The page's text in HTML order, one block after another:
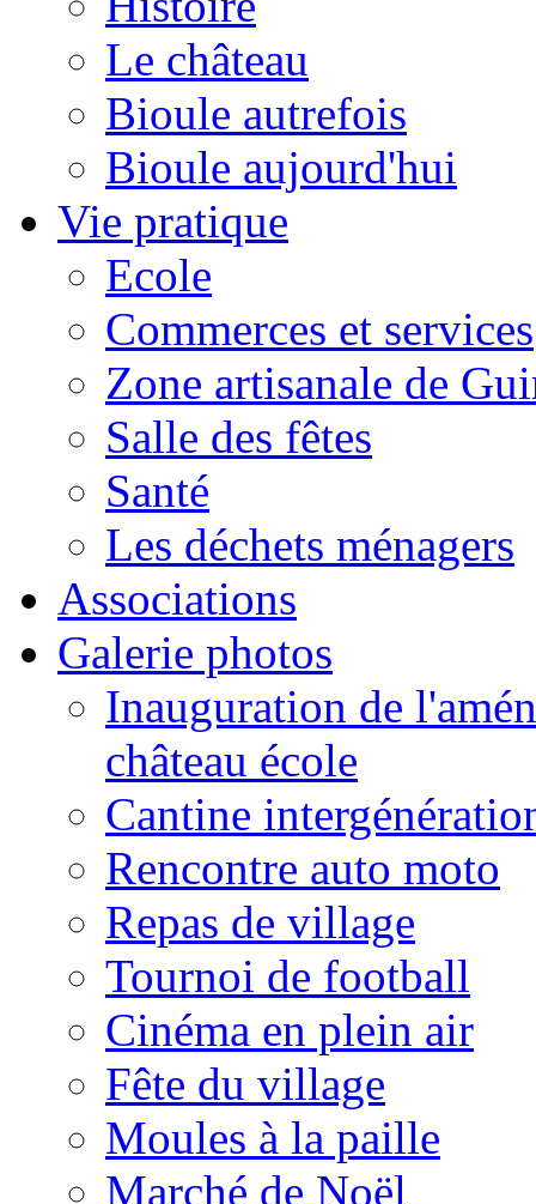
Le château
Bioule autrefois
Bioule aujourd'hui
Vie pratique
Ecole
Commerces et services
Zone artisanale de
Salle des fêtes
Santé
Les déchets ménagers
Associations
Galerie photos
Inauguration de
château école
Cantine
Rencontre auto moto
Repas de village
Tournoi de football
Cinéma en plein air
Fête du village
Moules à la paille
Marché de Noël